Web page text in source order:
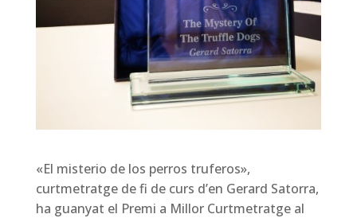
«El misterio de los perros truferos»,
curtmetratge de fi de curs d’en Gerard Satorra,
ha guanyat el Premi a Millor Curtmetratge al